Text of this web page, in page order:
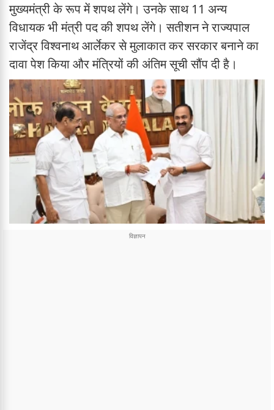
मुख्यमंत्री के रूप में शपथ लेंगे। उनके साथ 11 अन्य
विधायक भी मंत्री पद की शपथ लेंगे। सतीशन ने राज्यपाल
राजेंद्र विश्वनाथ आर्लेकर से मुलाकात कर सरकार बनाने का
दावा पेश किया और मंत्रियों की अंतिम सूची सौंप दी है।